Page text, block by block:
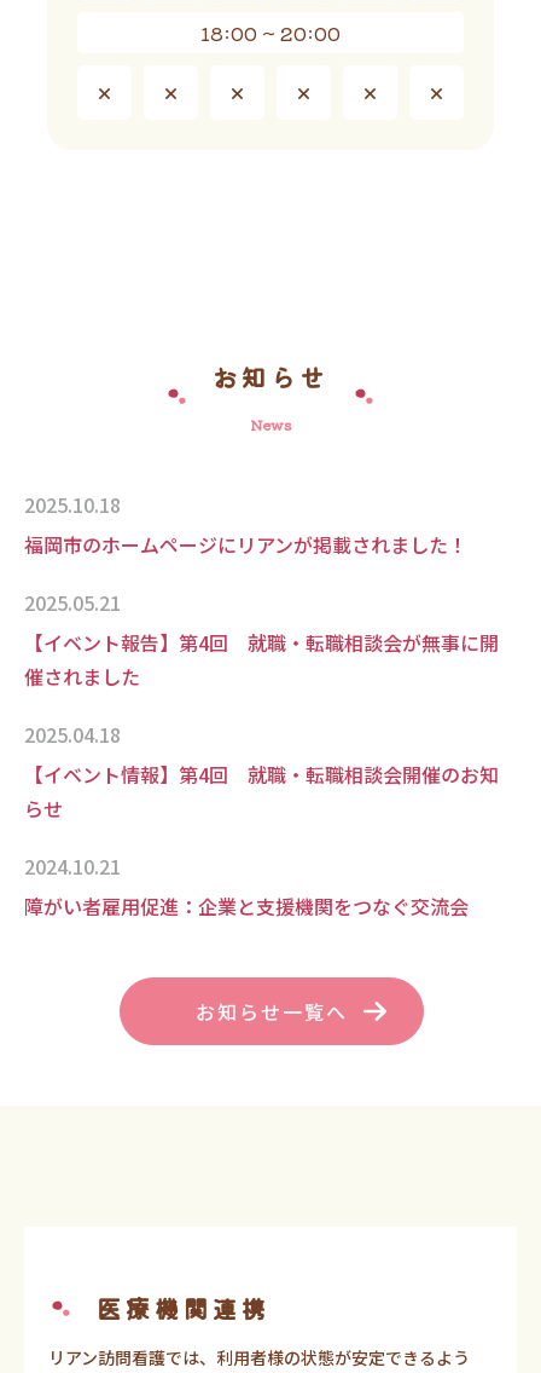
18:00 ~ 20:00
× × × × × ×
お知らせ
News
2025.10.18
福岡市のホームページにリアンが掲載されました！
2025.05.21
【イベント報告】第4回 就職・転職相談会が無事に開
催されました
2025.04.18
【イベント情報】第4回 就職・転職相談会開催のお知
らせ
2024.10.21
障がい者雇用促進：企業と支援機関をつなぐ交流会
お知らせ一覧へ
医療機関連携
リアン訪問看護では、利用者様の状態が安定できるよう